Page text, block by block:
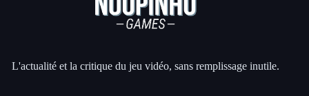
L'actualité et la critique du jeu vidéo, sans remplissage inutile.